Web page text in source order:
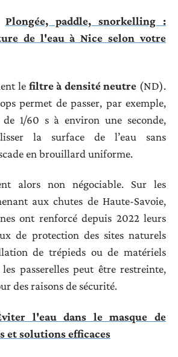
Plongée, paddle, snorkelling :
de l'eau à Nice selon votre
le filtre à densité neutre (ND).
permet de passer, par exemple,
de 1/60 s à environ une seconde,
la surface de l’eau sans
en brouillard uniforme.
alors non négociable. Sur les
aux chutes de Haute-Savoie,
ont renforcé depuis 2022 leurs
de protection des sites naturels
de trépieds ou de matériels
passerelles peut être restreinte,
des raisons de sécurité.
l'eau dans le masque de
et solutions efficaces